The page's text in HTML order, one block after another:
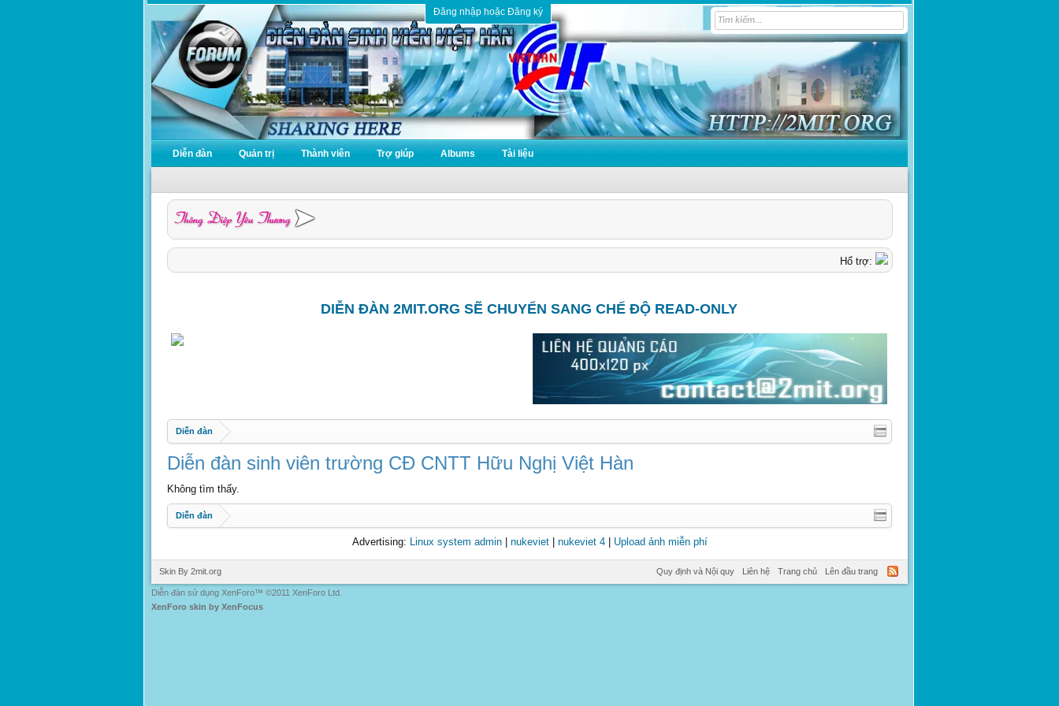
Đăng nhập hoặc Đăng ký
Diễn đàn Quản trị Thành viên Trợ giúp Albums Tài liệu
Hổ trợ:
DIỄN ĐÀN 2MIT.ORG SẼ CHUYỂN SANG CHẾ ĐỘ READ-ONLY
Diễn đàn
Diễn đàn sinh viên trường CĐ CNTT Hữu Nghị Việt Hàn
Không tìm thấy.
Diễn đàn
Advertising: Linux system admin| nukeviet| nukeviet 4| Upload ảnh miễn phí
Skin By 2mit.org Quy định và Nội quy Liên hệ Trang chủ Lên đầu trang
Diễn đàn sử dụng XenForo™ ©2011 XenForo Ltd.
XenForo skin by XenFocus